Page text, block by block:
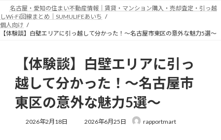
ン
テ
ン
ビ
ゲ
ー
名古屋・愛知の住まい不動産情報｜賃貸・マンション購入・売却査定・引っ越
しWi-Fi回線まとめ｜SUMULIFEあいち
個人向け
【体験談】白壁エリアに引っ越して分かった！～名古屋市東区の意外な魅力5選～
【体験談】白壁エリアに引っ
越して分かった！～名古屋市
東区の意外な魅力5選～
2026年2月18日
最
2026年6月25日 rapportmart